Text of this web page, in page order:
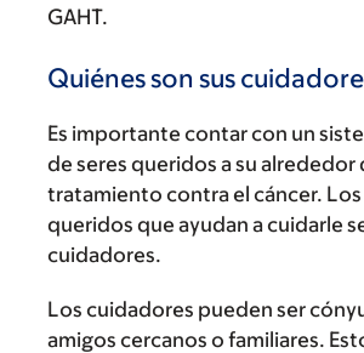
GAHT.
Quiénes son sus
Es importante contar con un
de seres queridos a su alrededor
tratamiento contra el cáncer. Los
queridos que ayudan a cuidarle
cuidadores.
Los cuidadores pueden ser
amigos cercanos o familiares.